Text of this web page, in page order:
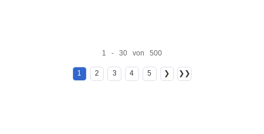
1 - 30 von 500
1 2 3 4 5 ❯ ❯❯